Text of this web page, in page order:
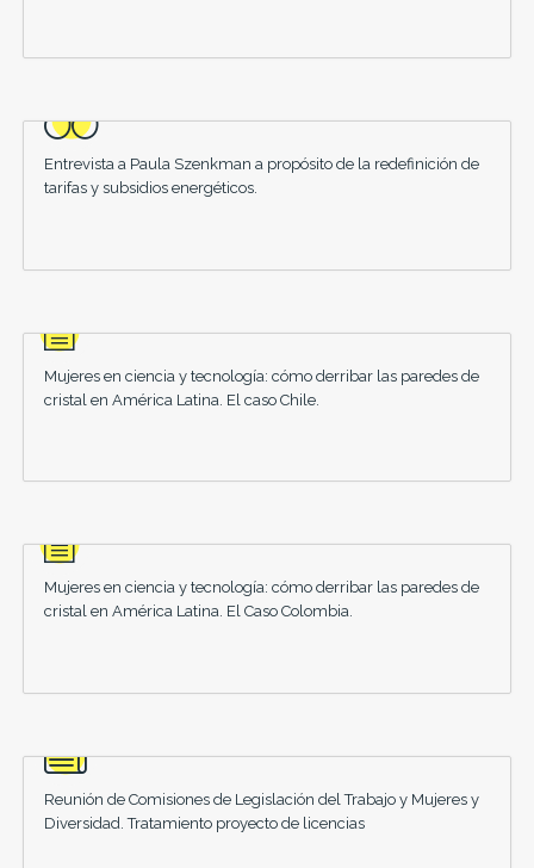
Entrevista a Paula Szenkman a propósito de la redefinición de
tarifas y subsidios energéticos.
Mujeres en ciencia y tecnología: cómo derribar las paredes de
cristal en América Latina. El caso Chile.
Mujeres en ciencia y tecnología: cómo derribar las paredes de
cristal en América Latina. El Caso Colombia.
Reunión de Comisiones de Legislación del Trabajo y Mujeres y
Diversidad. Tratamiento proyecto de licencias